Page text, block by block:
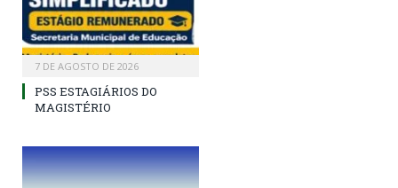
7 DE AGOSTO DE 2026
PSS ESTAGIÁRIOS DO
MAGISTÉRIO